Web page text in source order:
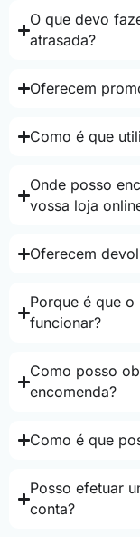
O que devo
atrasada?
Oferecem
Como é que
Onde posso
vossa loja
Oferecem
Porque é que
funcionar?
Como posso
encomenda?
Como é que
Posso efetuar
conta?